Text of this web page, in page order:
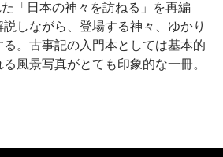
「日本の神々を訪ねる」を再編
しながら、登場する神々、ゆかり
。古事記の入門本としては基本的
風景写真がとても印象的な一冊。
版】古事記 日本の神様と神社